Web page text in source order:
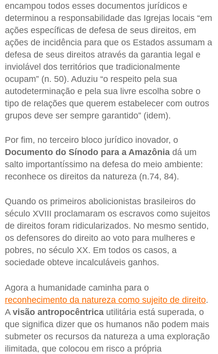
encampou todos esses documentos jurídicos e
determinou a responsabilidade das Igrejas locais “em
ações específicas de defesa de seus direitos, em
ações de incidência para que os Estados assumam a
defesa de seus direitos através da garantia legal e
inviolável dos territórios que tradicionalmente
ocupam” (n. 50). Aduziu “o respeito pela sua
autodeterminação e pela sua livre escolha sobre o
tipo de relações que querem estabelecer com outros
grupos deve ser sempre garantido” (idem).
Por fim, no terceiro bloco jurídico inovador, o
Documento do Sínodo para a Amazônia dá um
salto importantíssimo na defesa do meio ambiente:
reconhece os direitos da natureza (n.74, 84).
Quando os primeiros abolicionistas brasileiros do
século XVIII proclamaram os escravos como sujeitos
de direitos foram ridicularizados. No mesmo sentido,
os defensores do direito ao voto para mulheres e
pobres, no século XX. Em todos os casos, a
sociedade obteve incalculáveis ganhos.
Agora a humanidade caminha para o
reconhecimento da natureza como sujeito de direito.
A visão antropocêntrica utilitária está superada, o
que significa dizer que os humanos não podem mais
submeter os recursos da natureza a uma exploração
ilimitada, que colocou em risco a própria